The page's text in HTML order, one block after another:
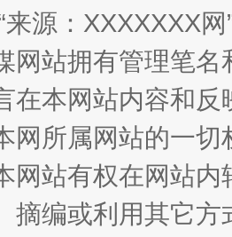
化重塑工作
来源：XXXXXXX
网站拥有管理笔
在本网站内容和
网所属网站的一
网站有权在网站
摘编或利用其它